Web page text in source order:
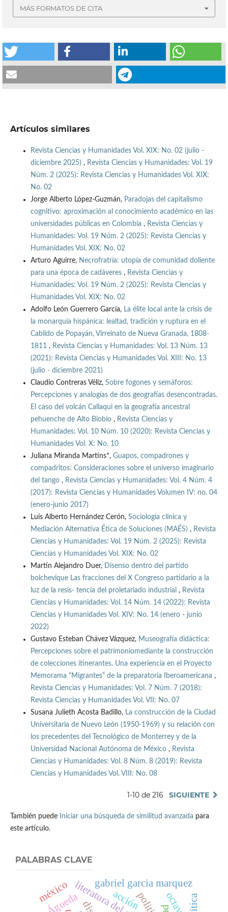
MÁS FORMATOS DE CITA
Artículos similares
Revista Ciencias y Humanidades Vol. XIX: No. 02 (julio -
diciembre 2025) , Revista Ciencias y Humanidades: Vol. 19
Núm. 2 (2025): Revista Ciencias y Humanidades Vol. XIX:
No. 02
Jorge Alberto López-Guzmán, Paradojas del capitalismo
cognitivo: aproximación al conocimiento académico en las
universidades públicas en Colombia , Revista Ciencias y
Humanidades: Vol. 19 Núm. 2 (2025): Revista Ciencias y
Humanidades Vol. XIX: No. 02
Arturo Aguirre, Necrofratría: utopía de comunidad doliente
para una época de cadáveres , Revista Ciencias y
Humanidades: Vol. 19 Núm. 2 (2025): Revista Ciencias y
Humanidades Vol. XIX: No. 02
Adolfo León Guerrero García, La élite local ante la crisis de
la monarquía hispánica: lealtad, tradición y ruptura en el
Cabildo de Popayán, Virreinato de Nueva Granada, 1808-
1811 , Revista Ciencias y Humanidades: Vol. 13 Núm. 13
(2021): Revista Ciencias y Humanidades Vol. XIII: No. 13
(julio - diciembre 2021)
Claudio Contreras Véliz, Sobre fogones y semáforos:
Percepciones y analogías de dos geografías desencontradas.
El caso del volcán Callaqui en la geografía ancestral
pehuenche de Alto Biobío , Revista Ciencias y
Humanidades: Vol. 10 Núm. 10 (2020): Revista Ciencias y
Humanidades Vol. X: No. 10
Juliana Miranda Martins*, Guapos, compadrones y
compadritos: Consideraciones sobre el universo imaginario
del tango , Revista Ciencias y Humanidades: Vol. 4 Núm. 4
(2017): Revista Ciencias y Humanidades Volumen IV: no. 04
(enero-junio 2017)
Luis Alberto Hernández Cerón, Sociología clínica y
Mediación Alternativa Ética de Soluciones (MAÉS) , Revista
Ciencias y Humanidades: Vol. 19 Núm. 2 (2025): Revista
Ciencias y Humanidades Vol. XIX: No. 02
Martín Alejandro Duer,
Disenso dentro del partido
bolchevique Las fracciones del X Congreso partidario a la
luz de la resis- tencia del proletariado industrial , Revista
Ciencias y Humanidades: Vol. 14 Núm. 14 (2022): Revista
Ciencias y Humanidades Vol. XIV: No. 14 (enero - junio
2022)
Gustavo Esteban Chávez Vázquez, Museografía didáctica:
Percepciones sobre el patrimoniomediante la construcción
de colecciones itinerantes. Una experiencia en el Proyecto
Memorama “Migrantes” de la preparatoria Iberoamericana ,
Revista Ciencias y Humanidades: Vol. 7 Núm. 7 (2018):
Revista Ciencias y Humanidades Vol. VII: No. 07
Susana Julieth Acosta Badillo, La construcción de la Ciudad
Universitaria de Nuevo León (1950-1969) y su relación con
los precedentes del Tecnológico de Monterrey y de la
Universidad Nacional Autónoma de México , Revista
Ciencias y Humanidades: Vol. 8 Núm. 8 (2019): Revista
Ciencias y Humanidades Vol. VIII: No. 08
1-10 de 216 SIGUIENTE
También puede Iniciar una búsqueda de similitud avanzada para
este artículo.
PALABRAS CLAVE
gabriel garcia marquez
Águeda
méxico acción